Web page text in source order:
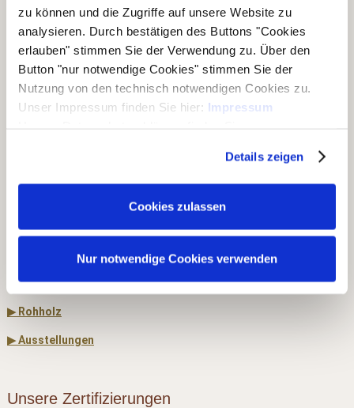
zu können und die Zugriffe auf unsere Website zu
analysieren. Durch bestätigen des Buttons "Cookies
erlauben" stimmen Sie der Verwendung zu. Über den
Button "nur notwendige Cookies" stimmen Sie der
Nutzung von den technisch notwendigen Cookies zu.
Unser Impressum finden Sie hier: Impressum
Details zeigen
Cookies zulassen
Nur notwendige Cookies verwenden
Telefon:+49 (0)4328 178 0
Fax:+49 (0)4328 178 238
E-Mail:info@jorkisch.de
-Marken-Onlineshop:
▶ Carports & Häuser
▶ Dach & Wand
▶ Rohholz
▶ Ausstellungen
Unsere Zertifizierungen